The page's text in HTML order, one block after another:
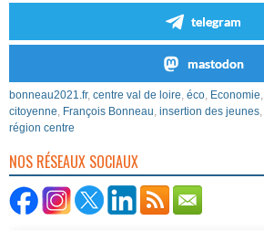
telegram
mastodon
bonneau2021.fr, centre val de loire, éco, Economie,
citoyenne, François Bonneau, insertion des jeunes,
région centre
NOS RÉSEAUX SOCIAUX